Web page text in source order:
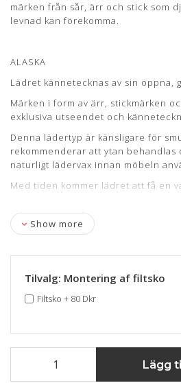
Læs mere om pleje og
märken från sår, ärr och stick som
levnad kan förekomma.
ALASKA
Lädret kännetecknas av sin öppna,
Märken i form av ärr, stickmärken
exklusiva utseendet och
Denna lädertyp är känsligare för
rekommenderar att ytan behandlas
naturligt lädervax innan möbeln
Med tiden kommer lädret att få en
Show more
Tilvalg: Montering af filtsko
Filtsko + 80 Dkr
Lägg